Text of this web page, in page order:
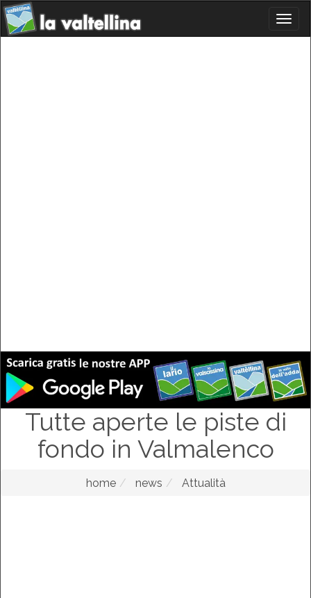
Tutte aperte le piste di
fondo in Valmalenco
home news Attualità